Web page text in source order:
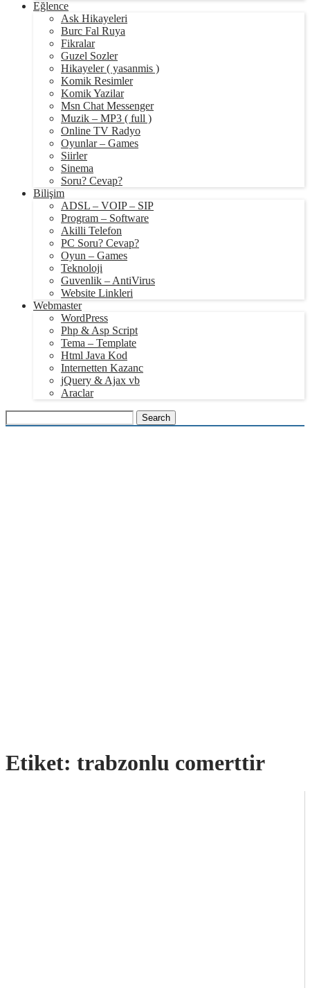
Eğlence
Ask Hikayeleri
Burc Fal Ruya
Fikralar
Guzel Sozler
Hikayeler ( yasanmis )
Komik Resimler
Komik Yazilar
Msn Chat Messenger
Muzik – MP3 ( full )
Online TV Radyo
Oyunlar – Games
Siirler
Sinema
Soru? Cevap?
Bilişim
ADSL – VOIP – SIP
Program – Software
Akilli Telefon
PC Soru? Cevap?
Oyun – Games
Teknoloji
Guvenlik – AntiVirus
Website Linkleri
Webmaster
WordPress
Php & Asp Script
Tema – Template
Html Java Kod
Internetten Kazanc
jQuery & Ajax vb
Araclar
Etiket: trabzonlu comerttir